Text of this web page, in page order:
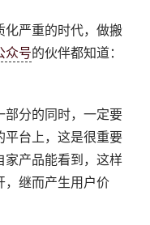
化严重的时代，做搬
众号的伙伴都知道：
部分的同时，一定要
平台上，这是很重要
家产品能看到，这样
，继而产生用户价